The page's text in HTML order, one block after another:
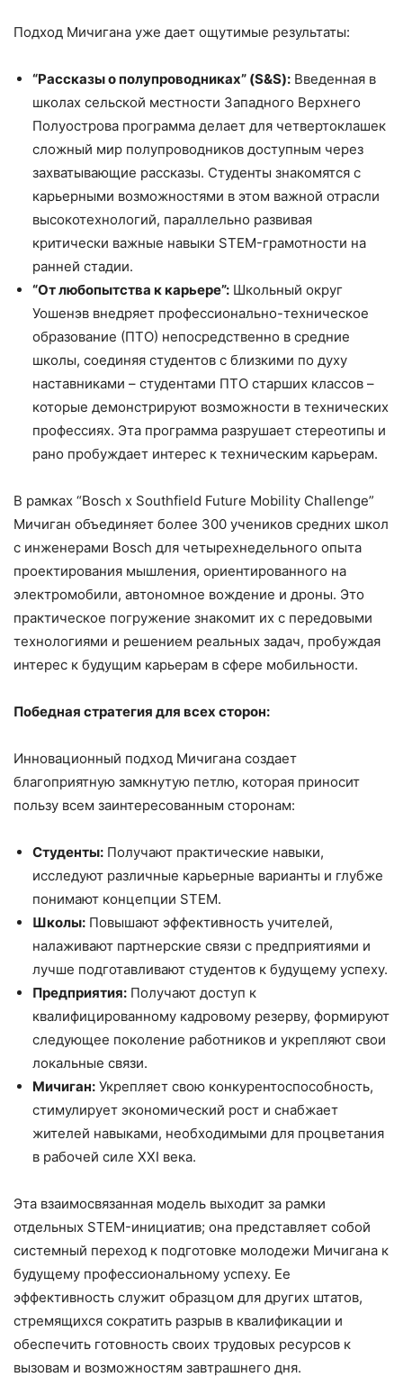
Подход Мичигана уже дает ощутимые результаты:
“Рассказы о полупроводниках” (S&S): Введенная в
школах сельской местности Западного Верхнего
Полуострова программа делает для четвертоклашек
сложный мир полупроводников доступным через
захватывающие рассказы. Студенты знакомятся с
карьерными возможностями в этом важной отрасли
высокотехнологий, параллельно развивая
критически важные навыки STEM-грамотности на
ранней стадии.
“От любопытства к карьере”: Школьный округ
Уошенэв внедряет профессионально-техническое
образование (ПТО) непосредственно в средние
школы, соединяя студентов с близкими по духу
наставниками – студентами ПТО старших классов –
которые демонстрируют возможности в технических
профессиях. Эта программа разрушает стереотипы и
рано пробуждает интерес к техническим карьерам.
В рамках “Bosch x Southfield Future Mobility Challenge”
Мичиган объединяет более 300 учеников средних школ
с инженерами Bosch для четырехнедельного опыта
проектирования мышления, ориентированного на
электромобили, автономное вождение и дроны. Это
практическое погружение знакомит их с передовыми
технологиями и решением реальных задач, пробуждая
интерес к будущим карьерам в сфере мобильности.
Победная стратегия для всех сторон:
Инновационный подход Мичигана создает
благоприятную замкнутую петлю, которая приносит
пользу всем заинтересованным сторонам:
Студенты: Получают практические навыки,
исследуют различные карьерные варианты и глубже
понимают концепции STEM.
Школы: Повышают эффективность учителей,
налаживают партнерские связи с предприятиями и
лучше подготавливают студентов к будущему успеху.
Предприятия: Получают доступ к
квалифицированному кадровому резерву, формируют
следующее поколение работников и укрепляют свои
локальные связи.
Мичиган: Укрепляет свою конкурентоспособность,
стимулирует экономический рост и снабжает
жителей навыками, необходимыми для процветания
в рабочей силе XXI века.
Эта взаимосвязанная модель выходит за рамки
отдельных STEM-инициатив; она представляет собой
системный переход к подготовке молодежи Мичигана к
будущему профессиональному успеху. Ее
эффективность служит образцом для других штатов,
стремящихся сократить разрыв в квалификации и
обеспечить готовность своих трудовых ресурсов к
вызовам и возможностям завтрашнего дня.